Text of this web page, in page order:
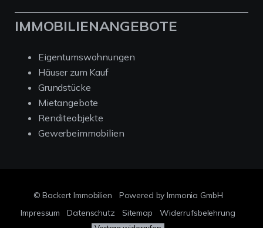
IMMOBILIENANGEBOTE
Eigentumswohnungen
Häuser zum Kauf
Grundstücke
Mietangebote
Renditeobjekte
Gewerbeimmobilien
© Backert Immobilien
Powered by Immonia GmbH
Impressum
Datenschutz Sitemap Widerrufsbelehrung